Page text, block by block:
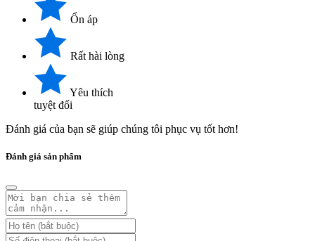
Ổn áp
Rất hài lòng
Yêu thích
tuyệt đối
Đánh giá của bạn sẽ giúp chúng tôi phục vụ tốt hơn!
Đánh giá sản phẩm